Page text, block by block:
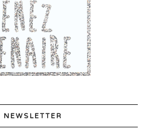
NEWSLETTER